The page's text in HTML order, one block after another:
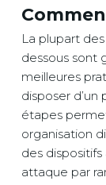
La plupart
dessous sont
meilleures
disposer
étapes
organisation
des
attaque par